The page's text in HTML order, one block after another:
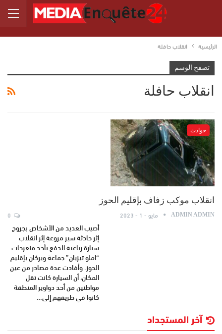
الرئيسية انقلاب حافلة
تصفح الوسم
انقلاب حافلة
حوادث
انقلاب موكب زفاف بإقليم الحوز
ADMIN ADMIN مايو - 1 - 2023
أصيب العديد من الأشخاص بجروح
إثر حادثة سير مروعة إثر انقلاب
سيارة رباعية الدفع بأحد منعرجات
“املو تيزيان” جماعة ويركان بإقليم
الحوز. وأفادت عدة مصادر من عين
المكان، أن السيارة كانت تقل
مواطنين من أحد دواوير المنطقة
كانوا في طريقهم إلى…
آخر المستجداد